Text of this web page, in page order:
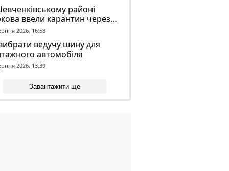
районі
ввели карантин через
кажана
2026, 16:58
ведучу шину для
автомобіля
2026, 13:39
Завантажити ще